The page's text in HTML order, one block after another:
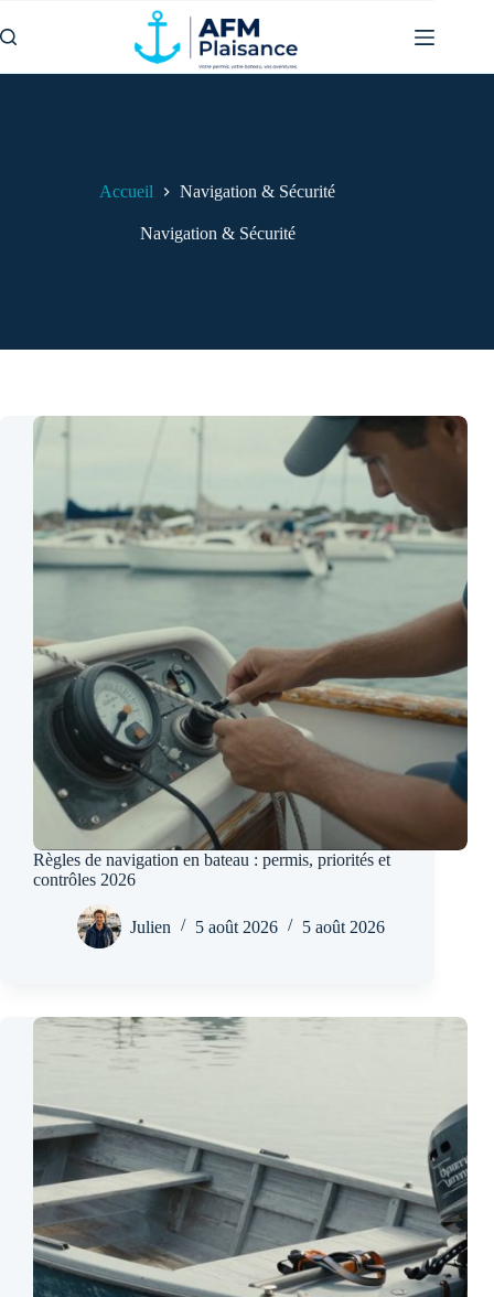
au
contenu
Accueil Navigation & Sécurité
Navigation & Sécurité
Règles de navigation en bateau : permis, priorités et
contrôles 2026
Julien 5 août 2026 5 août 2026